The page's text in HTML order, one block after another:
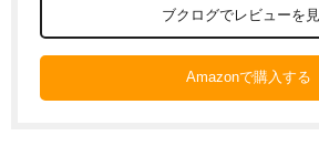
ブクログでレビューを
Amazonで購入する